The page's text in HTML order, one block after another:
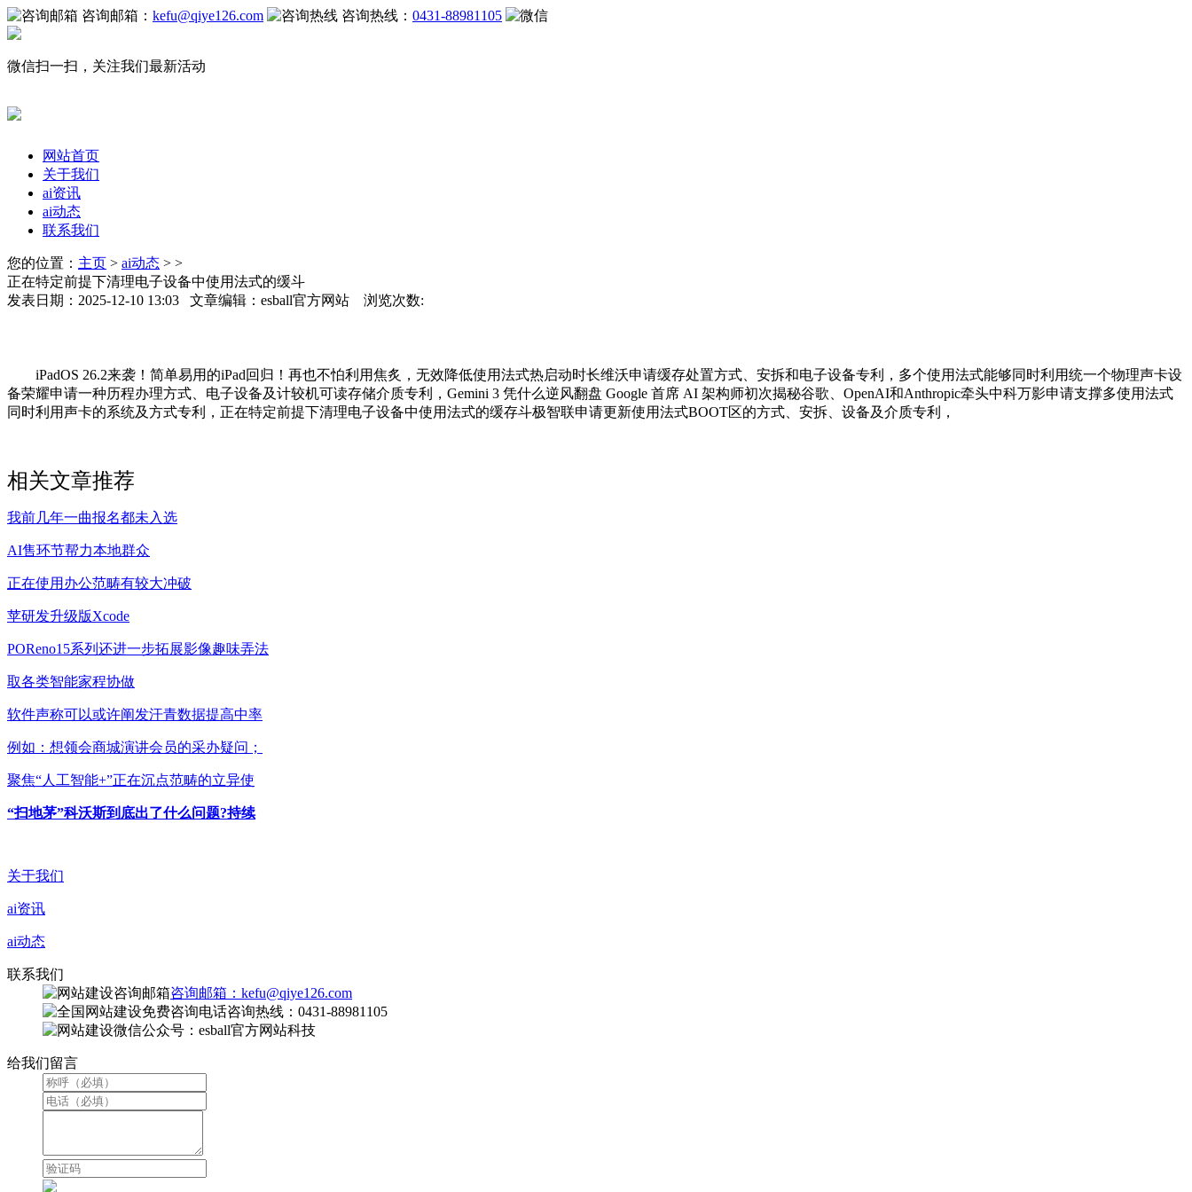
咨询邮箱： kefu@qiye126.com 咨询热线： 0431-88981105
微信扫一扫，关注我们最新活动
网站首页
关于我们
ai资讯
ai动态
联系我们
您的位置： 主页 > ai动态 > >
正在特定前提下清理电子设备中使用法式的缓斗
发表日期：2025-12-10 13:03 文章编辑：esball官方网站 浏览次数:
iPadOS 26.2来袭！简单易用的iPad回归！再也不怕利用焦炙，无效降低使用法式热启动时长维沃申请缓存处置方式、安拆和电子设备专利，多个使用法式能够同时利用统一个物理声卡设
备荣耀申请一种历程办理方式、电子设备及计较机可读存储介质专利，Gemini 3 凭什么逆风翻盘 Google 首席 AI 架构师初次揭秘谷歌、OpenAI和Anthropic牵头中科万影申请支撑多使用法式
同时利用声卡的系统及方式专利，正在特定前提下清理电子设备中使用法式的缓存斗极智联申请更新使用法式BOOT区的方式、安拆、设备及介质专利，
相关文章推荐
我前几年一曲报名都未入选
AI售环节帮力本地群众
正在使用办公范畴有较大冲破
苹研发升级版Xcode
POReno15系列还进一步拓展影像趣味弄法
取各类智能家程协做
软件声称可以或许阐发汗青数据提高中率
例如：想领会商城演讲会员的采办疑问；
聚焦“人工智能+”正在沉点范畴的立异使
“扫地茅”科沃斯到底出了什么问题?持续
关于我们
ai资讯
ai动态
联系我们
咨询邮箱：kefu@qiye126.com
咨询热线：0431-88981105
微信公众号：esball官方网站科技
给我们留言